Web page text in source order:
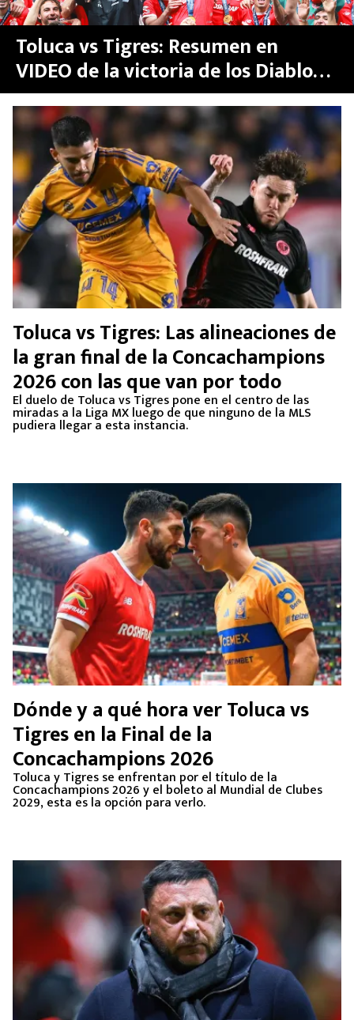
Toluca vs Tigres: Resumen en
VIDEO de la victoria de los Diablos
Rojos para ser campeones de la
Concachampions 2026
Toluca vs Tigres: Las alineaciones de
la gran final de la Concachampions
2026 con las que van por todo
El duelo de Toluca vs Tigres pone en el centro de las
miradas a la Liga MX luego de que ninguno de la MLS
pudiera llegar a esta instancia.
Dónde y a qué hora ver Toluca vs
Tigres en la Final de la
Concachampions 2026
Toluca y Tigres se enfrentan por el título de la
Concachampions 2026 y el boleto al Mundial de Clubes
2029, esta es la opción para verlo.